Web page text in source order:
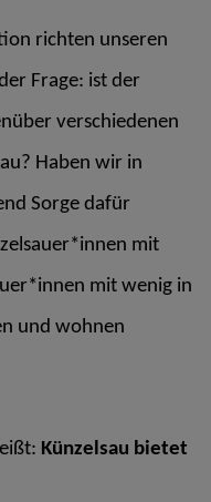
richten unseren
Frage: ist der
verschiedenen
Haben wir in
Sorge dafür
mit
mit wenig in
und wohnen
Künzelsau bietet